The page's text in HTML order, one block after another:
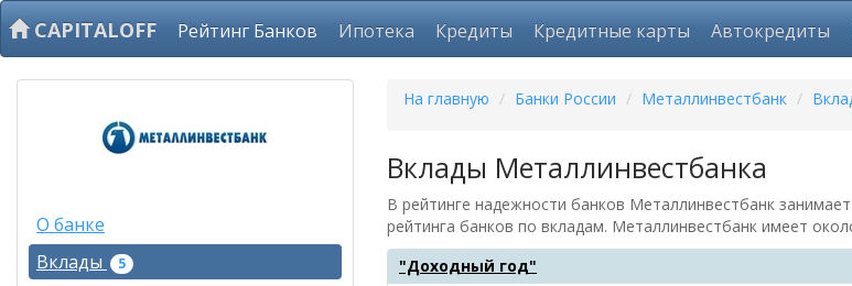
CAPITALOFF Рейтинг Банков Ипотека Кредиты Кредитные карты Автокредиты
О банке
Вклады
5
На главную / Банки России / Металлинвестбанк /
Вклады Металлинвестбанка
В рейтинге надежности банков Металлинвестбанк занимает
рейтинга банков по вкладам. Металлинвестбанк имеет
"Доходный год"